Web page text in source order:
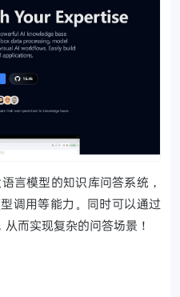
言模型的知识库问答系统，
调用等能力。同时可以通过
而实现复杂的问答场景！